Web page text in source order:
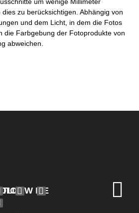
zu berücksichtigen. Abhängig von
und dem Licht, in dem die Fotos
die Farbgebung der Fotoprodukte von
abweichen.
ME